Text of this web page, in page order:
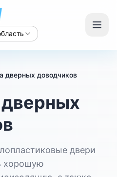
дверных доводчиков
дверных
двери
хорошую